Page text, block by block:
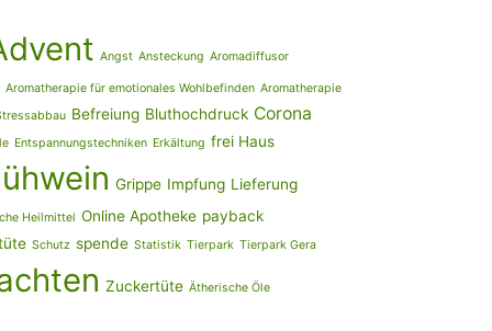
Angst Ansteckung Aromadiffusor
Aromatherapie für emotionales Wohlbefinden Aromatherapie
Befreiung Bluthochdruck Corona
Entspannungstechniken Erkältung frei Haus
Grippe Impfung Lieferung
Heilmittel Online Apotheke payback
Schutz spende Statistik Tierpark Tierpark Gera
Zuckertüte Ätherische Öle